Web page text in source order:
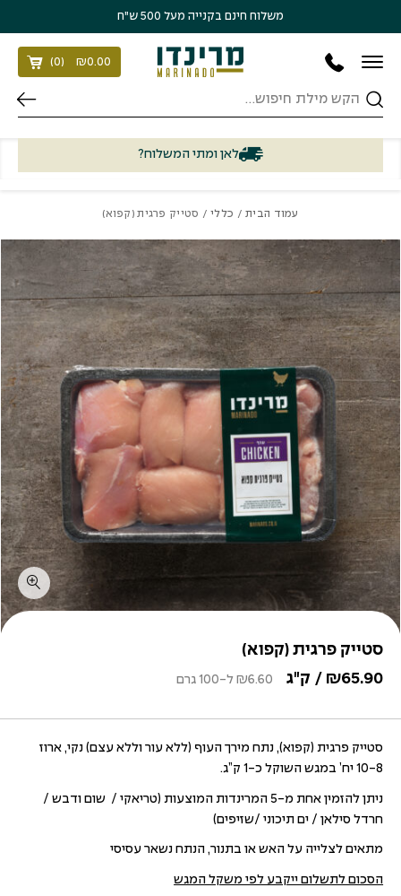
משלוח חינם בקנייה מעל 500 ש״ח
חיפוש
₪0.00
(
0
)
לאן ומתי המשלוח?
עמוד הבית/ כללי/ סטייק פרגית (קפוא)
סטייק פרגית (קפוא)
₪65.90 / ק"ג ₪6.60 ל-100 גרם
סטייק פרגית (קפוא), נתח מירך העוף (ללא עור וללא עצם) נקי, ארוז
10-8 יח’ במגש השוקל כ-1 ק”ג.
ניתן להזמין אחת מ-5 המרינדות המוצעות (טריאקי / שום ודבש /
חרדל סילאן / ים תיכוני /שזיפים)
מתאים לצלייה על האש או בתנור, הנתח נשאר עסיסי
הסכום לתשלום ייקבע לפי משקל המגש